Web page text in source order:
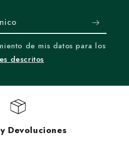
de mis datos para los
descritos
Devoluciones